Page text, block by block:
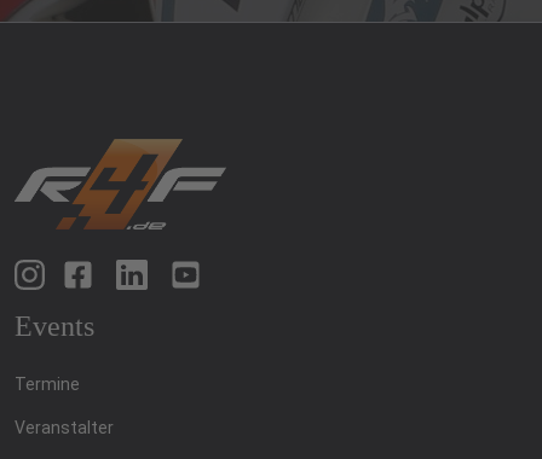
Events
Termine
Veranstalter